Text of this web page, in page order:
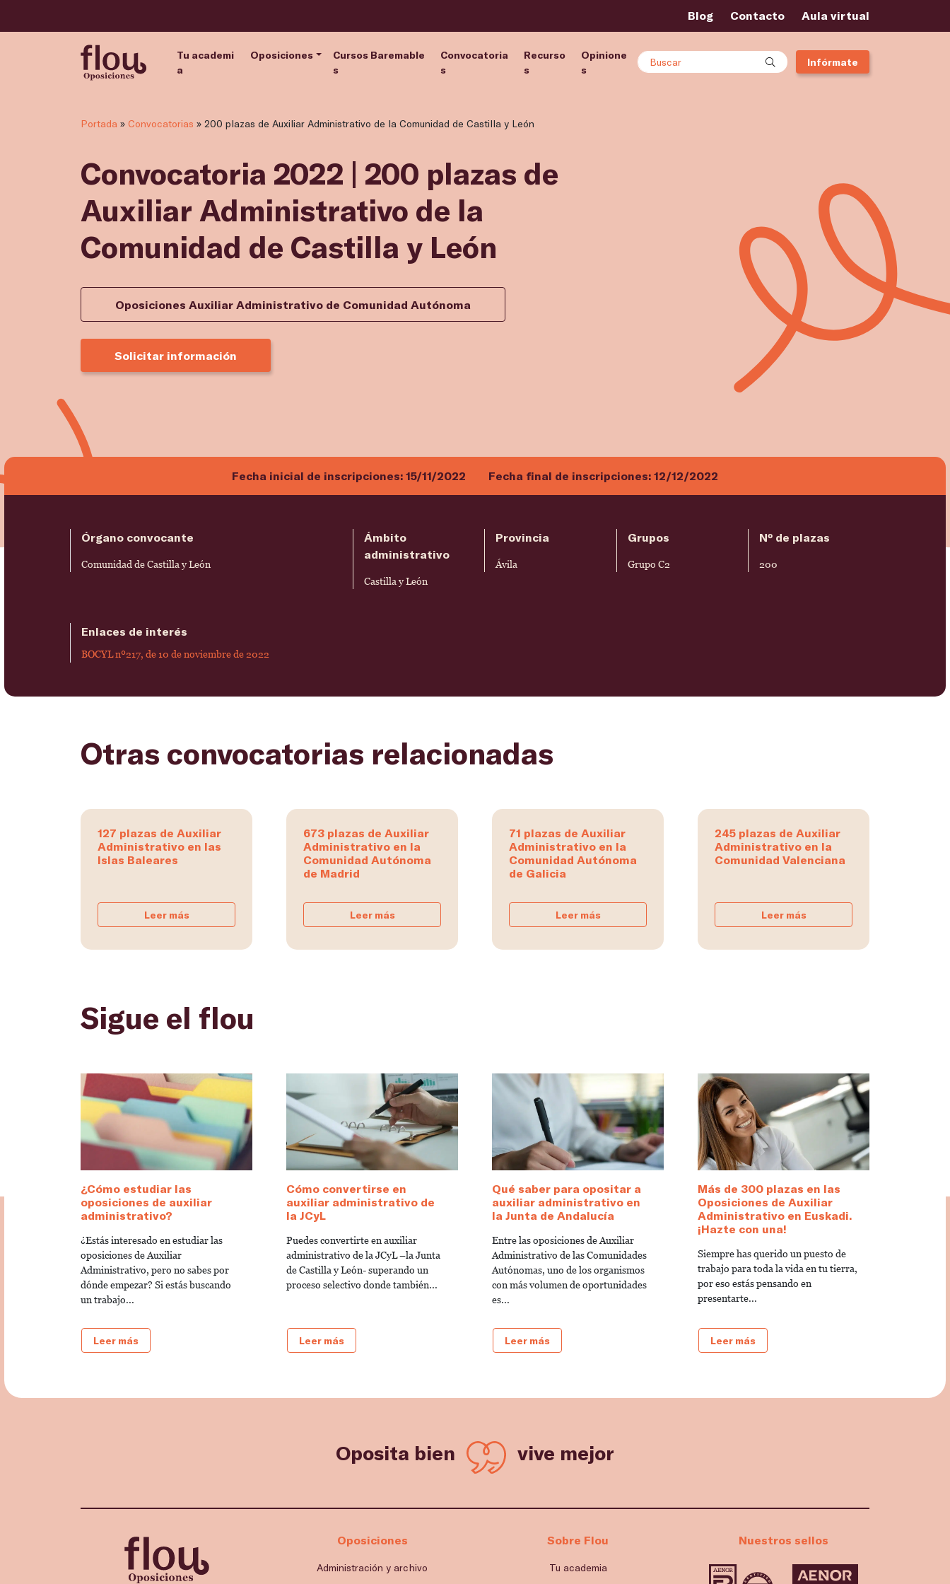
Blog Contacto Aula virtual
Tu academi
a
Oposiciones
Cursos Baremable
s
Convocatoria
s
Recurso
s
Opinione
s
Buscar Infórmate
Portada » Convocatorias » 200 plazas de Auxiliar Administrativo de la Comunidad de Castilla y León
Convocatoria 2022 | 200 plazas de
Auxiliar Administrativo de la
Comunidad de Castilla y León
Oposiciones Auxiliar Administrativo de Comunidad Autónoma
Solicitar información
Fecha inicial de inscripciones: 15/11/2022 Fecha final de inscripciones: 12/12/2022
Órgano convocante
Comunidad de Castilla y León
Ámbito
administrativo
Castilla y León
Provincia
Ávila
Grupos
Grupo C2
Nº de plazas
200
Enlaces de interés
BOCYL nº217, de 10 de noviembre de 2022
Otras convocatorias relacionadas
127 plazas de Auxiliar
Administrativo en las
Islas Baleares
Leer más
673 plazas de Auxiliar
Administrativo en la
Comunidad Autónoma
de Madrid
Leer más
71 plazas de Auxiliar
Administrativo en la
Comunidad Autónoma
de Galicia
Leer más
245 plazas de Auxiliar
Administrativo en la
Comunidad Valenciana
Leer más
Sigue el flou
¿Cómo estudiar las
oposiciones de auxiliar
administrativo?
¿Estás interesado en estudiar las
oposiciones de Auxiliar
Administrativo, pero no sabes por
dónde empezar? Si estás buscando
un trabajo...
Leer más
Cómo convertirse en
auxiliar administrativo de
la JCyL
Puedes convertirte en auxiliar
administrativo de la JCyL –la Junta
de Castilla y León- superando un
proceso selectivo donde también...
Leer más
Qué saber para opositar a
auxiliar administrativo en
la Junta de Andalucía
Entre las oposiciones de Auxiliar
Administrativo de las Comunidades
Autónomas, uno de los organismos
con más volumen de oportunidades
es...
Leer más
Más de 300 plazas en las
Oposiciones de Auxiliar
Administrativo en Euskadi.
¡Hazte con una!
Siempre has querido un puesto de
trabajo para toda la vida en tu tierra,
por eso estás pensando en
presentarte...
Leer más
Oposita bien vive mejor
Oposiciones
Administración y archivo
Sobre Flou
Tu academia
Nuestros sellos